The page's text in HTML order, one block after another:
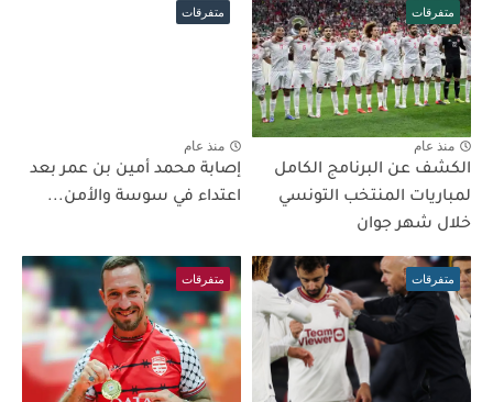
متفرقات
منذ عام
الكشف عن البرنامج الكامل
لمباريات المنتخب التونسي
خلال شهر جوان
متفرقات
منذ عام
إصابة محمد أمين بن عمر بعد
اعتداء في سوسة والأمن...
متفرقات متفرقات